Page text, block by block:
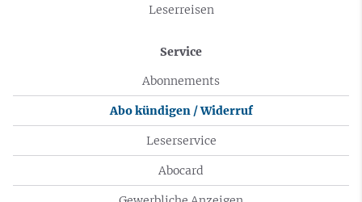
Leserreisen
Service
Abonnements
Abo kündigen / Widerruf
Leserservice
Abocard